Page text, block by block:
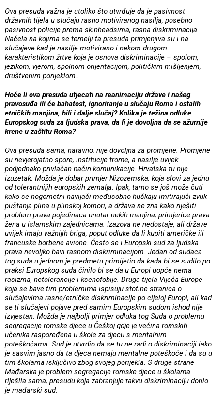
Ova presuda važna je utoliko što utvrđuje da je pasivnost
državnih tijela u slučaju rasno motiviranog nasilja, posebno
pasivnost policije prema skinheadsima, rasna diskriminacija.
Načela na kojima se temelji ta presuda primjenjiva su i na
slučajeve kad je nasilje motivirano i nekom drugom
karakteristikom žrtve koja je osnova diskriminacije – spolom,
jezikom, vjerom, spolnom orijentacijom, političkim mišljenjem,
društvenim porijeklom…
Hoće li ova presuda utjecati na reanimaciju države i našeg
pravosuđa ili će bahatost, ignoriranje u slučaju Roma i ostalih
etničkih manjina, bili i dalje slučaj? Kolika je težina odluke
Europskog suda za ljudska prava, da li je dovoljna da se ažurnije
krene u zaštitu Roma?
Ova presuda sama, naravno, nije dovoljna za promjene. Promjene
su nevjerojatno spore, institucije trome, a nasilje uvijek
podjednako privlačan način komunikacije. Hrvatska tu nije
izuzetak. Možda je dobar primjer Nizozemska, koja slovi za jednu
od tolerantnijih europskih zemalja. Ipak, tamo se još može čuti
kako se nogometni navijači međusobno huškaju imitirajući zvuk
puštanja plina u plinskoj komori, a država ne zna kako riješiti
problem prava pojedinaca unutar nekih manjina, primjerice prava
žena u islamskim zajednicama. Izazova ne nedostaje, ali države
uvijek imaju važnijih briga, poput odluke da li kupiti američke ili
francuske borbene avione. Često se i Europski sud za ljudska
prava nevoljko bavi rasnom diskriminacijom. Jedan od sudaca
tog suda u jednom je predmetu primijetio da kada bi se sudilo po
praksi Europskog suda činilo bi se da u Europi uopće nema
rasizma, netolerancije i ksenofobije. Druga tijela Vijeća Europe
koja se bave tim problemima ispisuju stotine stranica o
slučajevima rasne/etničke diskriminacije po cijeloj Europi, ali kad
se ti slučajevi pojave pred samim Europskim sudom ishod nije
izvjestan. Možda je najbolji primjer odluka tog Suda o problemu
segregacije romske djece u Češkoj gdje je većina romskih
učenika raspoređena u škole za djecu s mentalnim
poteškoćama. Sud je utvrdio da se tu ne radi o diskriminaciji iako
je sasvim jasno da ta djeca nemaju mentalne poteškoće i da su u
tim školama isključivo zbog svojeg porijekla. S druge strane
Mađarska je problem segregacije romske djece u školama
riješila sama, presudu koja zabranjuje takvu diskriminaciju donio
je mađarski sud.